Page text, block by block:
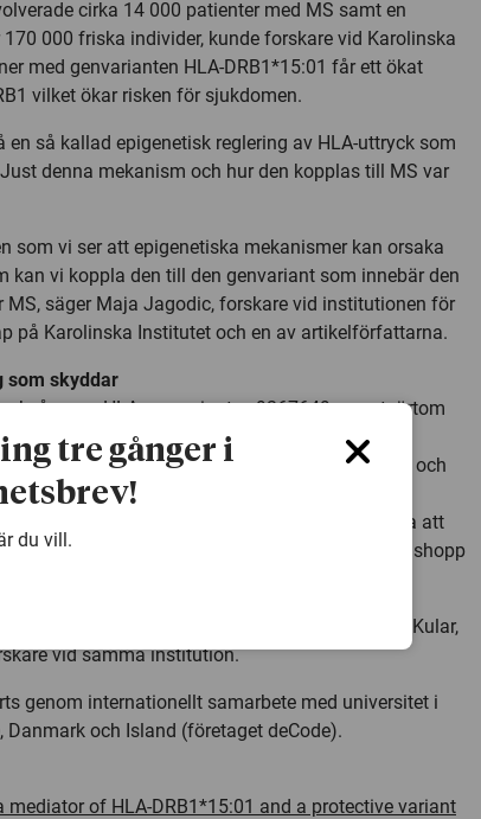
cirka 14 000 patienter med MS samt en
170 000 friska individer, kunde forskare vid Karolinska
med genvarianten HLA-DRB1*15:01 får ett ökat
vilket ökar risken för sjukdomen.
en så kallad epigenetisk reglering av HLA-uttryck som
denna mekanism och hur den kopplas till MS var
som vi ser att epigenetiska mekanismer kan orsaka
kan vi koppla den till den genvariant som innebär den
säger Maja Jagodic, forskare vid institutionen för
på Karolinska Institutet och en av artikelförfattarna.
som skyddar
en ny HLA-genvariant, rs9267649, som tvärtom
sjukdomen. Den kunde också – via samma
– minska genuttrycket av HLA-DRB1 och
för MS. Resultaten banar ny väg för möjliga
på specifik epigenetisk modulering, det vill säga att
hindrar gener från att uttryckas. Det ger framtidshopp
sjukdomar är kopplade till HLA, säger Lara Kular,
vid samma institution.
genom internationellt samarbete med universitet i
Danmark och Island (företaget deCode).
mediator of HLA-DRB1*15:01 and a protective variant
tre gånger i
du vill.